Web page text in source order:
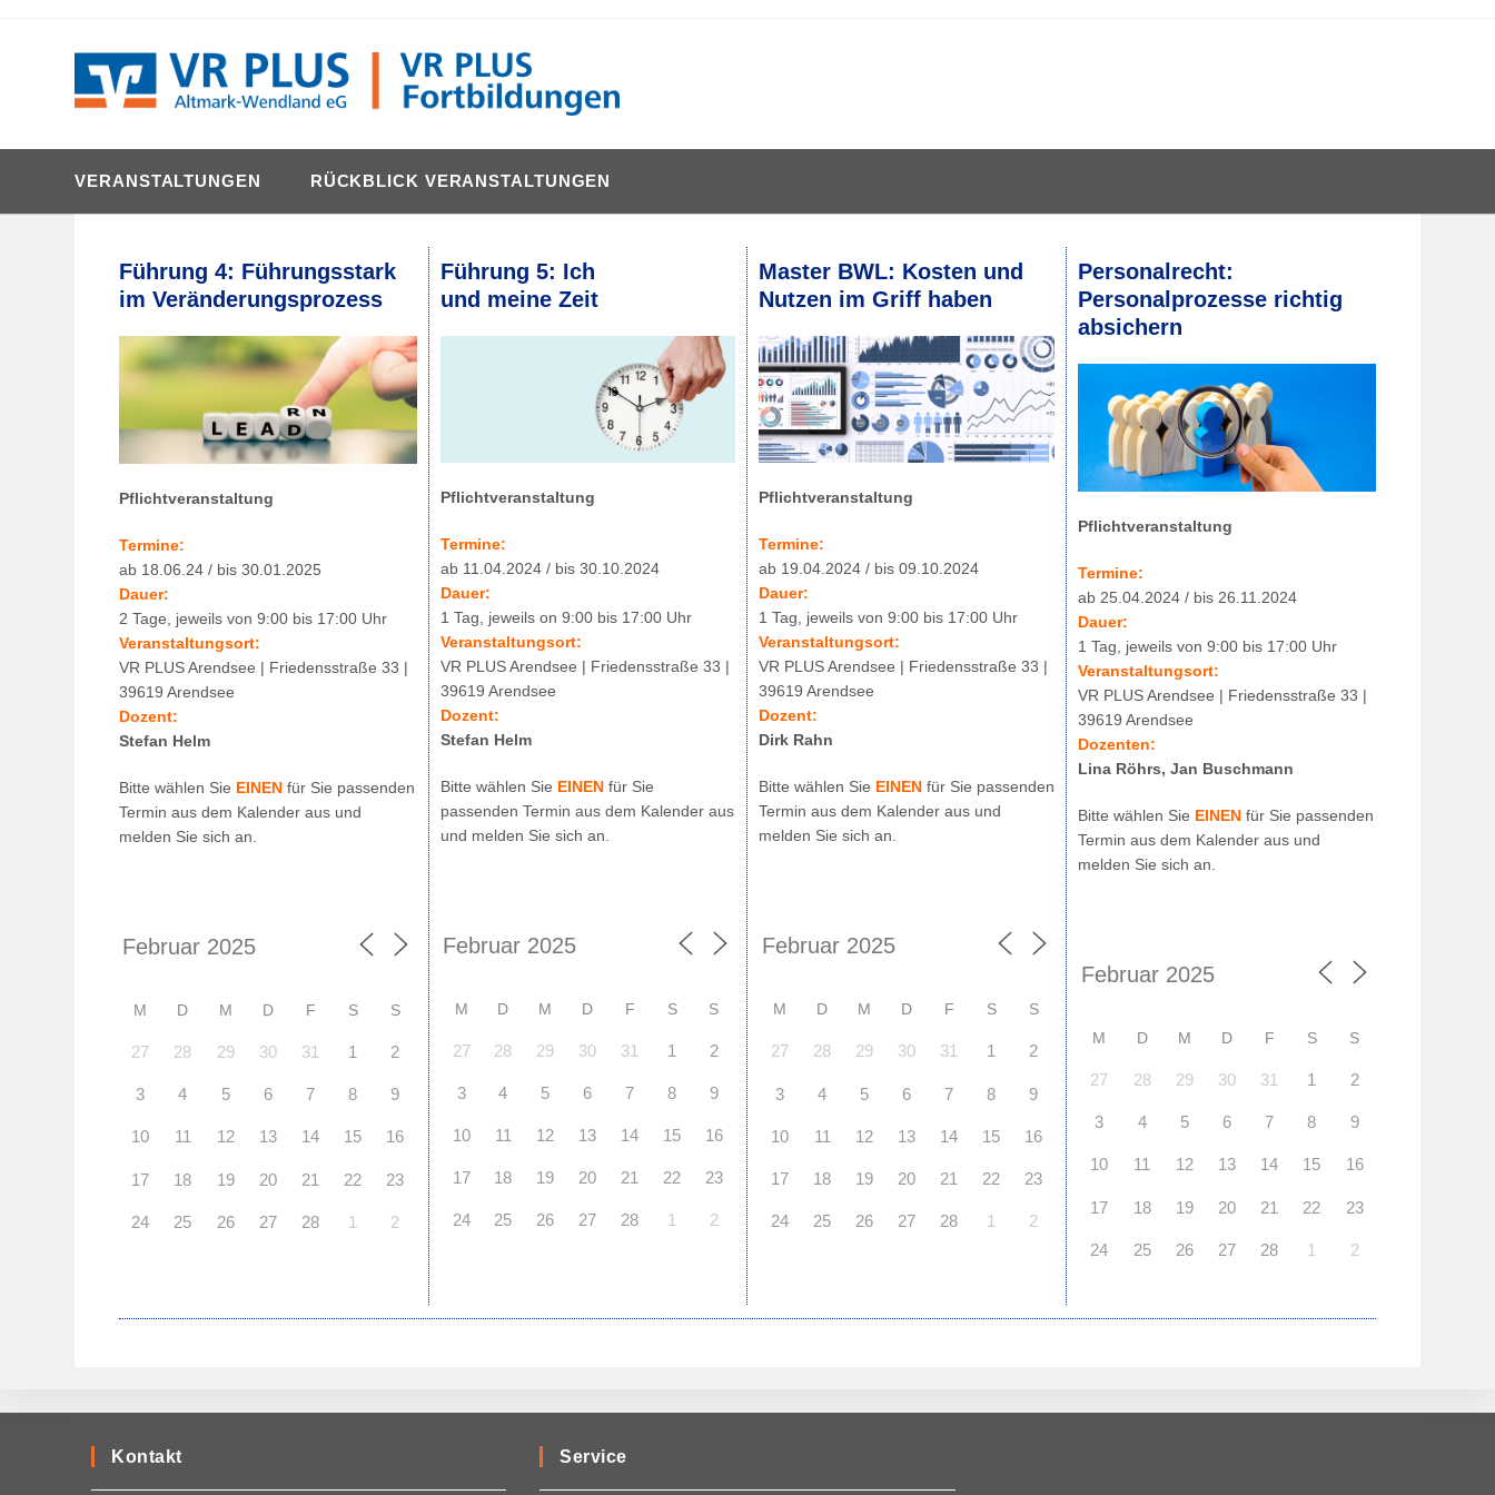
VERANSTALTUNGEN RÜCKBLICK VERANSTALTUNGEN
Führung 4: Führungsstark
im Veränderungsprozess
Pflichtveranstaltung
Termine:
ab 18.06.24 / bis 30.01.2025
Dauer:
2 Tage, jeweils von 9:00 bis 17:00 Uhr
Veranstaltungsort:
VR PLUS Arendsee | Friedensstraße 33 |
39619 Arendsee
Dozent:
Stefan Helm
Bitte wählen Sie EINEN für Sie passenden
Termin aus dem Kalender aus und
melden Sie sich an.
M D M D F S S
27 28 29 30 31 1 2
3 4 5 6 7 8 9
10 11 12 13 14 15 16
17 18 19 20 21 22 23
24 25 26 27 28 1 2
Führung 5: Ich
und meine Zeit
Pflichtveranstaltung
Termine:
ab 11.04.2024 / bis 30.10.2024
Dauer:
1 Tag, jeweils on 9:00 bis 17:00 Uhr
Veranstaltungsort:
VR PLUS Arendsee | Friedensstraße 33 |
39619 Arendsee
Dozent:
Stefan Helm
Bitte wählen Sie EINEN für Sie
passenden Termin aus dem Kalender aus
und melden Sie sich an.
M D M D F S S
27 28 29 30 31 1 2
3 4 5 6 7 8 9
10 11 12 13 14 15 16
17 18 19 20 21 22 23
24 25 26 27 28 1 2
Master BWL: Kosten und
Nutzen im Griff haben
Pflichtveranstaltung
Termine:
ab 19.04.2024 / bis 09.10.2024
Dauer:
1 Tag, jeweils von 9:00 bis 17:00 Uhr
Veranstaltungsort:
VR PLUS Arendsee | Friedensstraße 33 |
39619 Arendsee
Dozent:
Dirk Rahn
Bitte wählen Sie EINEN für Sie passenden
Termin aus dem Kalender aus und
melden Sie sich an.
M D M D F S S
27 28 29 30 31 1 2
3 4 5 6 7 8 9
10 11 12 13 14 15 16
17 18 19 20 21 22 23
24 25 26 27 28 1 2
Personalrecht:
Personalprozesse richtig
absichern
Pflichtveranstaltung
Termine:
ab 25.04.2024 / bis 26.11.2024
Dauer:
1 Tag, jeweils von 9:00 bis 17:00 Uhr
Veranstaltungsort:
VR PLUS Arendsee | Friedensstraße 33 |
39619 Arendsee
Dozenten:
Lina Röhrs, Jan Buschmann
Bitte wählen Sie EINEN für Sie passenden
Termin aus dem Kalender aus und
melden Sie sich an.
M D M D F S S
27 28 29 30 31 1 2
3 4 5 6 7 8 9
10 11 12 13 14 15 16
17 18 19 20 21 22 23
24 25 26 27 28 1 2
Kontakt Service